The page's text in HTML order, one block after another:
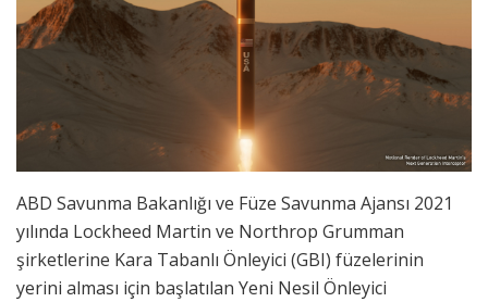
ABD Savunma Bakanlığı ve Füze Savunma Ajansı 2021
yılında Lockheed Martin ve Northrop Grumman
şirketlerine Kara Tabanlı Önleyici (GBI) füzelerinin
yerini alması için başlatılan Yeni Nesil Önleyici